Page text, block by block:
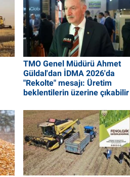
TMO Genel Müdürü Ahmet
Güldal'dan İDMA 2026'da
"Rekolte" mesajı: Üretim
beklentilerin üzerine çıkabilir